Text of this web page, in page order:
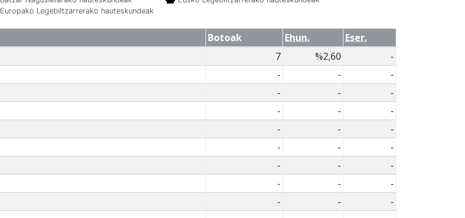
Europako Legebiltzarrerako hauteskundeak
Botoak Ehun.
Eser.
7 %2,60
-
- -
-
- -
-
- -
-
- -
-
- -
-
- -
-
- -
-
- -
-